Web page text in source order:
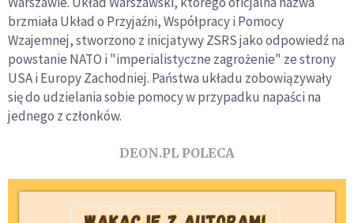
brzmiała Układ o Przyjaźni, Współpracy i Pomocy
Wzajemnej, stworzono z inicjatywy ZSRS jako odpowiedź na
powstanie NATO i "imperialistyczne zagrożenie" ze strony
USA i Europy Zachodniej. Państwa układu zobowiązywały
się do udzielania sobie pomocy w przypadku napaści na
jednego z członków.
DEON.PL POLECA